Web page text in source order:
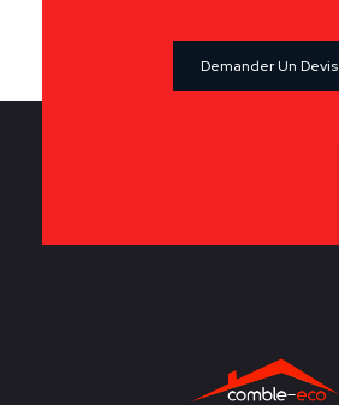
Demander Un Devis